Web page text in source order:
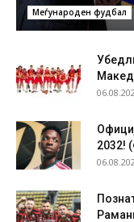
Меѓународен фудбал
2032!